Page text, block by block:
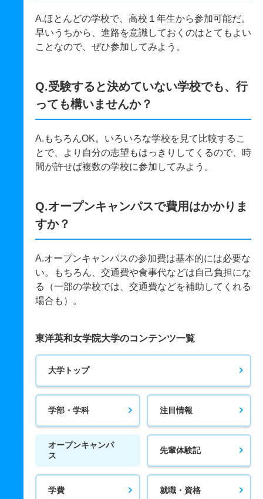
A.ほとんどの学校で、高校１年生から参加可能だ。
早いうちから、進路を意識しておくのはとてもよい
ことなので、ぜひ参加してみよう。
Q.受験すると決めていない学校でも、行
っても構いませんか？
A.もちろんOK。いろいろな学校を見て比較するこ
とで、より自分の志望もはっきりしてくるので、時
間が許せば複数の学校に参加してみよう。
Q.オープンキャンパスで費用はかかりま
すか？
A.オープンキャンパスの参加費は基本的には必要な
い。もちろん、交通費や食事代などは自己負担にな
る（一部の学校では、交通費などを補助してくれる
場合も）。
東洋英和女学院大学のコンテンツ一覧
大学トップ
学部・学科 注目情報
オープンキャンパ
ス
先輩体験記
学費 就職・資格